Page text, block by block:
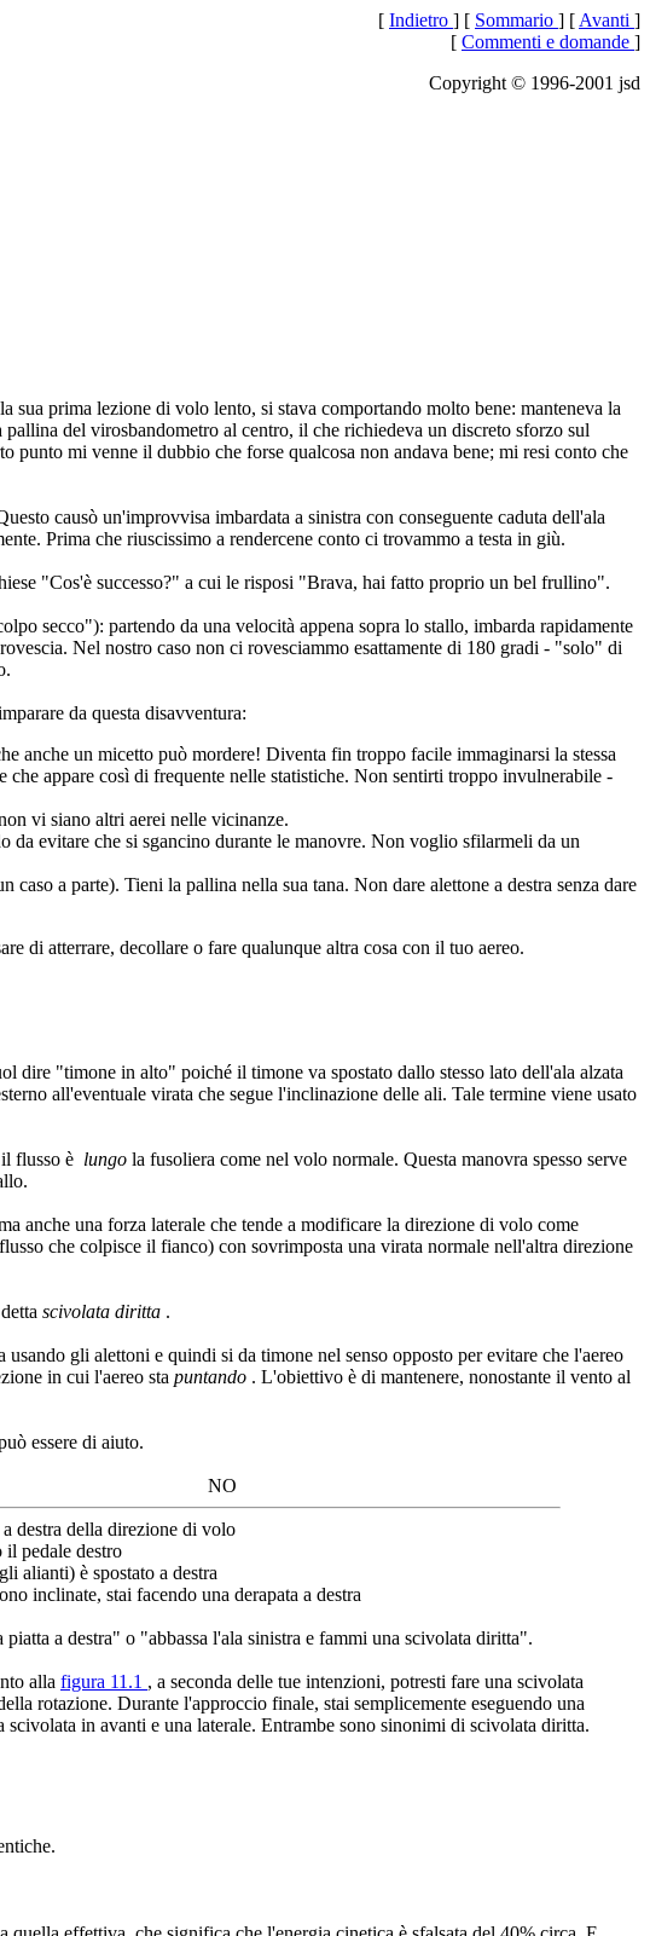
[ Indietro ] [ Sommario ] [ Avanti ]
[ Commenti e domande ]
Copyright © 1996-2001 jsd
sua prima lezione di volo lento, si stava comportando molto bene: manteneva la
del virosbandometro al centro, il che richiedeva un discreto sforzo sul
punto mi venne il dubbio che forse qualcosa non andava bene; mi resi conto che
causò un'improvvisa imbardata a sinistra con conseguente caduta dell'ala
Prima che riuscissimo a rendercene conto ci trovammo a testa in giù.
"Cos'è successo?" a cui le risposi "Brava, hai fatto proprio un bel frullino".
secco"): partendo da una velocità appena sopra lo stallo, imbarda rapidamente
Nel nostro caso non ci rovesciammo esattamente di 180 gradi - "solo" di
da questa disavventura:
anche un micetto può mordere! Diventa fin troppo facile immaginarsi la stessa
appare così di frequente nelle statistiche. Non sentirti troppo invulnerabile -
vi siano altri aerei nelle vicinanze.
evitare che si sgancino durante le manovre. Non voglio sfilarmeli da un
a parte). Tieni la pallina nella sua tana. Non dare alettone a destra senza dare
di atterrare, decollare o fare qualunque altra cosa con il tuo aereo.
dire "timone in alto" poiché il timone va spostato dallo stesso lato dell'ala alzata
all'eventuale virata che segue l'inclinazione delle ali. Tale termine viene usato
flusso è lungo la fusoliera come nel volo normale. Questa manovra spesso serve
anche una forza laterale che tende a modificare la direzione di volo come
che colpisce il fianco) con sovrimposta una virata normale nell'altra direzione
scivolata diritta .
usando gli alettoni e quindi si da timone nel senso opposto per evitare che l'aereo
in cui l'aereo sta puntando . L'obiettivo è di mantenere, nonostante il vento al
essere di aiuto.
NO
destra della direzione di volo
il pedale destro
alianti) è spostato a destra
inclinate, stai facendo una derapata a destra
a destra" o "abbassa l'ala sinistra e fammi una scivolata diritta".
alla figura 11.1 , a seconda delle tue intenzioni, potresti fare una scivolata
rotazione. Durante l'approccio finale, stai semplicemente eseguendo una
in avanti e una laterale. Entrambe sono sinonimi di scivolata diritta.